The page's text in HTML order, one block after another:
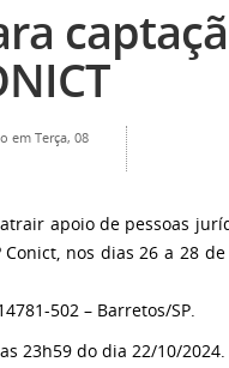
em Terça, 08
apoio de pessoas
nos dias 26 a 28
502 – Barretos/SP.
23h59 do dia 22/10/2024.